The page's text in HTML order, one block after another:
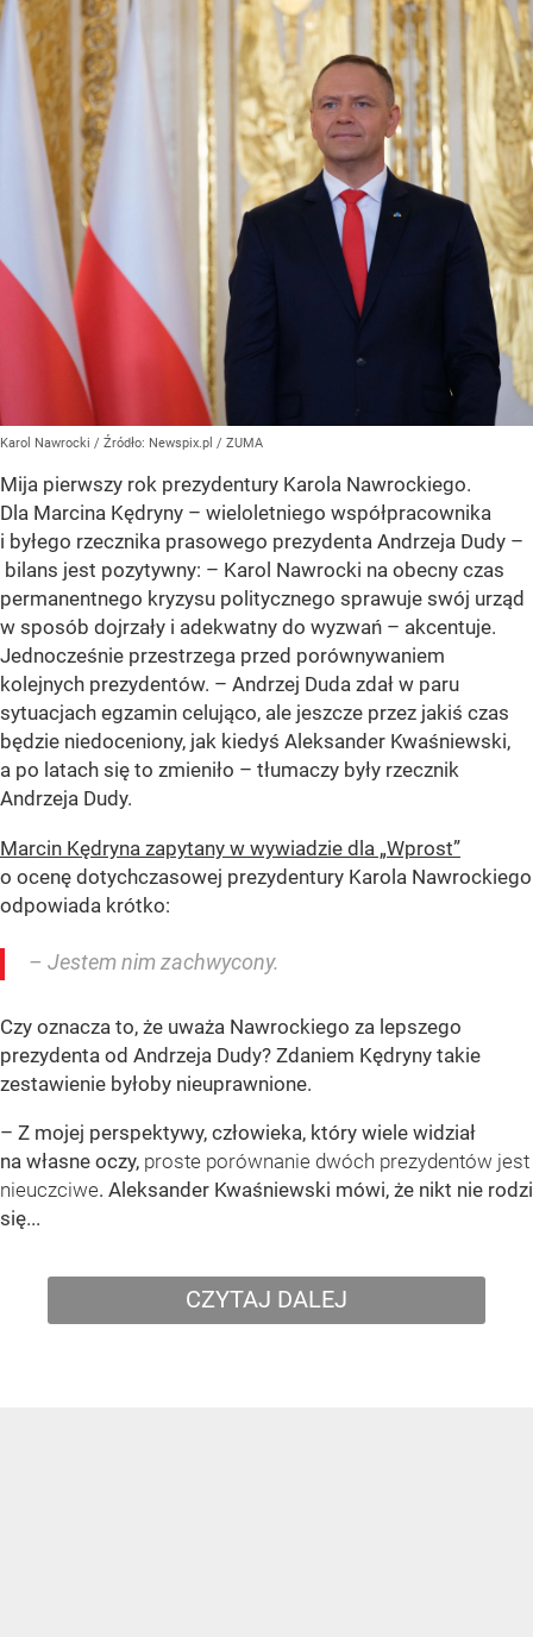
Karol Nawrocki / Źródło: Newspix.pl / ZUMA
Mija pierwszy rok prezydentury Karola Nawrockiego.
Dla Marcina Kędryny – wieloletniego współpracownika
i byłego rzecznika prasowego prezydenta Andrzeja Dudy –
bilans jest pozytywny: – Karol Nawrocki na obecny czas
permanentnego kryzysu politycznego sprawuje swój urząd
w sposób dojrzały i adekwatny do wyzwań – akcentuje.
Jednocześnie przestrzega przed porównywaniem
kolejnych prezydentów. – Andrzej Duda zdał w paru
sytuacjach egzamin celująco, ale jeszcze przez jakiś czas
będzie niedoceniony, jak kiedyś Aleksander Kwaśniewski,
a po latach się to zmieniło – tłumaczy były rzecznik
Andrzeja Dudy.
Marcin Kędryna zapytany w wywiadzie dla „Wprost”
o ocenę dotychczasowej prezydentury Karola Nawrockiego
odpowiada krótko:
– Jestem nim zachwycony.
Czy oznacza to, że uważa Nawrockiego za lepszego
prezydenta od Andrzeja Dudy? Zdaniem Kędryny takie
zestawienie byłoby nieuprawnione.
– Z mojej perspektywy, człowieka, który wiele widział
na własne oczy, proste porównanie dwóch prezydentów jest
nieuczciwe. Aleksander Kwaśniewski mówi, że nikt nie rodzi
się...
CZYTAJ DALEJ